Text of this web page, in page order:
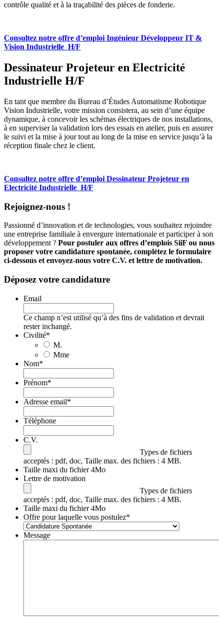
contrôle qualité et à la traçabilité des pièces de fonderie.
Consultez notre offre d’emploi Ingénieur Développeur IT &
Vision Industrielle H/F
Dessinateur Projeteur en Electricité
Industrielle H/F
En tant que membre du Bureau d’Études Automatisme Robotique
Vision Industrielle, votre mission consistera, au sein d’une équipe
dynamique, à concevoir les schémas électriques de nos installations,
à en superviser la validation lors des essais en atelier, puis en assurer
le suivi et la mise à jour tout au long de la mise en service jusqu’à la
réception finale chez le client.
Consultez notre offre d’emploi Dessinateur Projeteur en
Electricité Industrielle H/F
Rejoignez-nous !
Passionné d’innovation et de technologies, vous souhaitez rejoindre
une entreprise familiale à envergure internationale et participer à son
développement ? Pour postuler aux offres d’emplois SiiF ou nous
proposer votre candidature spontanée, complétez le formulaire
ci-dessous et envoyez-nous votre C.V. et lettre de motivation.
Déposez votre candidature
Email
Ce champ n’est utilisé qu’à des fins de validation et devrait
rester inchangé.
Civilité*
M.
Mme
Nom*
Prénom*
Adresse email*
Téléphone
C.V.
Types de fichiers
acceptés : pdf, doc, Taille max. des fichiers : 4 MB.
Taille maxi du fichier 4Mo
Lettre de motivation
Types de fichiers
acceptés : pdf, doc, Taille max. des fichiers : 4 MB.
Taille maxi du fichier 4Mo
Offre pour laquelle vous postulez*
Message